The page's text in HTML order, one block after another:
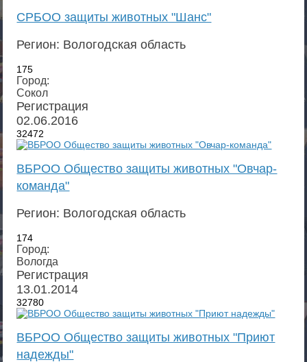
СРБОО защиты животных "Шанс"
Регион: Вологодская область
175
Город:
Сокол
Регистрация
02.06.2016
32472
ВБРОО Общество защиты животных "Овчар-
команда"
Регион: Вологодская область
174
Город:
Вологда
Регистрация
13.01.2014
32780
ВБРОО Общество защиты животных "Приют
надежды"